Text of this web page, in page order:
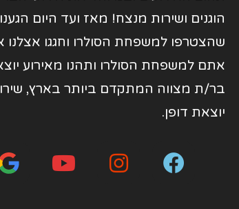
הוגנים ושירות מנצח! מאז ועד היום
שהצטרפו למשפחת הסולרו וחגגו אצלנו
אתם למשפחת הסולרו ותהנו מאירוע
בר/ת מצווה המתקדם ביותר בארץ,
יוצאת דופן.